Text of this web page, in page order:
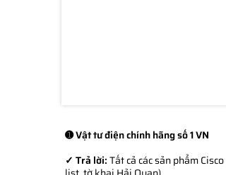
➊ Vật tư điện chính hãng số 1 VN
✓ Trả lời:Tất cả các sản phẩm